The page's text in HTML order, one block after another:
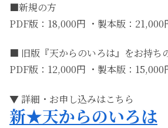
■新規の方
PDF版：18,000円 ・製本版：21,000
■ 旧版『天からのいろは』をお持ち
PDF版：12,000円 ・製本版：15,000
▼ 詳細・お申し込みはこちら
新★天からのいろは